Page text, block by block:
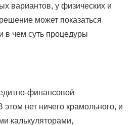
вариантов, у физических и
может показаться
в чем суть процедуры
финансовой
нет ничего крамольного, и
калькуляторами,